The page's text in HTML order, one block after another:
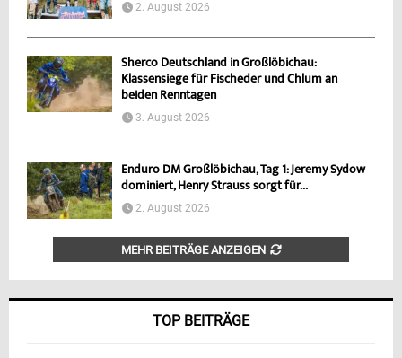
2. August 2026
Sherco Deutschland in Großlöbichau:
Klassensiege für Fischeder und Chlum an
beiden Renntagen
3. August 2026
Enduro DM Großlöbichau, Tag 1: Jeremy Sydow
dominiert, Henry Strauss sorgt für...
2. August 2026
MEHR BEITRÄGE ANZEIGEN
TOP BEITRÄGE